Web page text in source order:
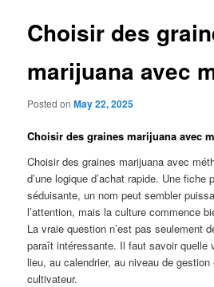
Choisir des
marijuana avec
Posted onMay 22, 2025
Choisir des graines marijuana avec
Choisir des graines marijuana avec
d’une logique d’achat rapide. Une fiche
séduisante, un nom peut sembler
l’attention, mais la culture commence
La vraie question n’est pas seulement
paraît intéressante. Il faut savoir quelle
lieu, au calendrier, au niveau de
cultivateur.